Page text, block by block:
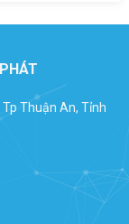
Thuận An, Tỉnh